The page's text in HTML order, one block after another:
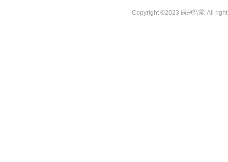
Copyright ©2023 康冠智能 All